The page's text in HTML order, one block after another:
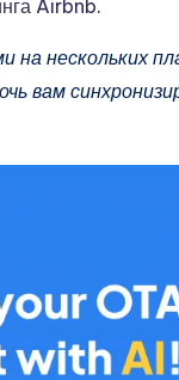
Airbnb.
на нескольких
вам